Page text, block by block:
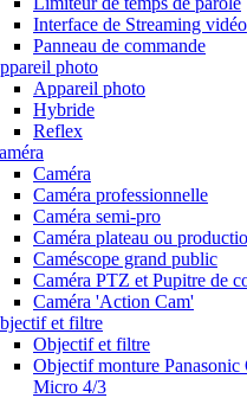
Interface de Streaming vidéo
Panneau de commande
photo
Appareil photo
Hybride
Reflex
Caméra
Caméra professionnelle
Caméra semi-pro
Caméra plateau ou
Caméscope grand public
Caméra PTZ et Pupitre de
Caméra 'Action Cam'
et filtre
Objectif et filtre
Objectif monture Panasonic
Micro 4/3